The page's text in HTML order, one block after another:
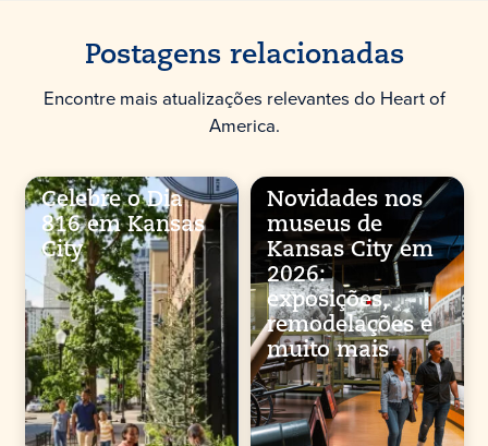
Postagens relacionadas
Encontre mais atualizações relevantes do Heart of
America.
Celebre o Dia
816 em Kansas
City
Novidades nos
museus de
Kansas City em
2026:
exposições,
remodelações e
muito mais